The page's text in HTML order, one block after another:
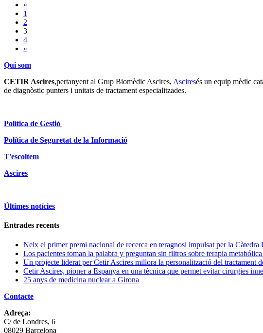
«
1
2
3
4
»
Qui som
CETIR Ascires,pertanyent al Grup Biomèdic Ascires, Asciresés un equip mèdic
de diagnòstic punters i unitats de tractament especialitzades.
Política de Gestió
Política de Seguretat de la Informació
T'escoltem
Ascires
Últimes notícies
Entrades recents
Neix el primer premi nacional de recerca en teragnosi impulsat per la
Los pacientes toman la palabra y preguntan sin filtros sobre terapia
Un projecte liderat per Cetir Ascires millora la personalització del tractament
Cetir Ascires, pioner a Espanya en una tècnica que permet evitar cirurgies
25 anys de medicina nuclear a Girona
Contacte
Adreça:
C/ de Londres, 6
08029 Barcelona